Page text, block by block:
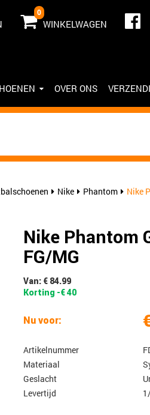
0
WINKELWAGEN
OVER ONS
Nike Phantom Nike
Nike Phantom
FG/MG
Van: € 84.99
Korting -€ 40
Nu voor:
Artikelnummer
Materiaal
Geslacht
Levertijd